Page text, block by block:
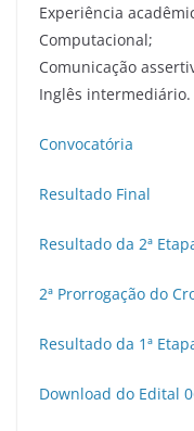
Experiência
Computacional;
Comunicação
Inglês intermediário.
Convocatória
Resultado Final
Resultado da 2ª
2ª Prorrogação do
Resultado da 1ª
Download do Edital